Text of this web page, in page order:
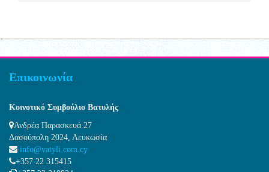
Επικοινωνία
Κοινοτικό Συμβούλιο Βατυλής
Ανδρέα Παρασκευά 27
Δασούπολη 2024, Λευκωσία
info@vatyli.com.cy
+357 22 315415